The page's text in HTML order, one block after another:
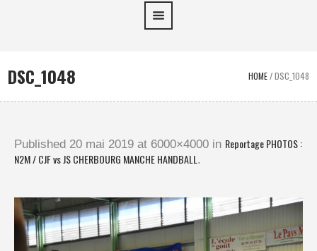
DSC_1048 HOME/DSC_1048
Published 20 mai 2019 at 6000×4000 in Reportage PHOTOS :
N2M / CJF vs JS CHERBOURG MANCHE HANDBALL .